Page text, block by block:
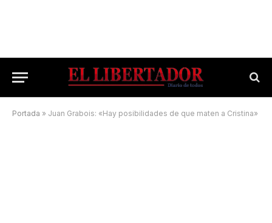
Portada » Juan Grabois: «Hay posibilidades de que maten a Cristina»